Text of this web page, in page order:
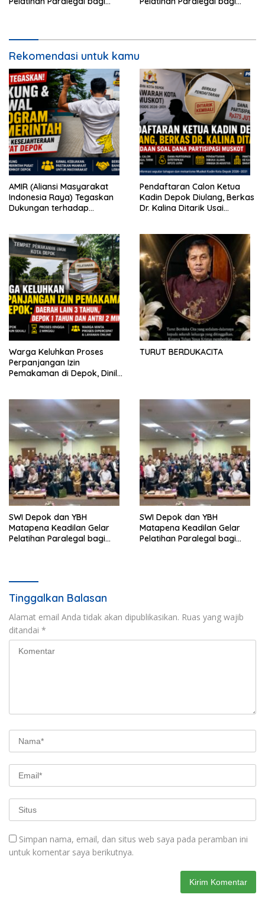
Rekomendasi untuk kamu
AMIR (Aliansi Masyarakat
Indonesia Raya) Tegaskan
Dukungan terhadap
Pendaftaran Calon Ketua
Kadin Depok Diulang, Berkas
Dr. Kalina Ditarik Usai
Warga Keluhkan Proses
Perpanjangan Izin
Pemakaman di Depok, Dinilai
TURUT BERDUKACITA
SWI Depok dan YBH
Matapena Keadilan Gelar
Pelatihan Paralegal bagi
SWI Depok dan YBH
Matapena Keadilan Gelar
Pelatihan Paralegal bagi
Tinggalkan Balasan
Alamat email Anda tidak akan dipublikasikan. Ruas yang wajib
ditandai *
Simpan nama, email, dan situs web saya pada peramban ini
untuk komentar saya berikutnya.